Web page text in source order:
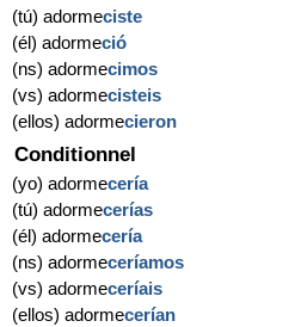
(tú) adormeciste
(él) adormeció
(ns) adormecimos
(vs) adormecisteis
(ellos) adormecieron
Conditionnel
(yo) adormecería
(tú) adormecerías
(él) adormecería
(ns) adormeceríamos
(vs) adormeceríais
(ellos) adormecerían